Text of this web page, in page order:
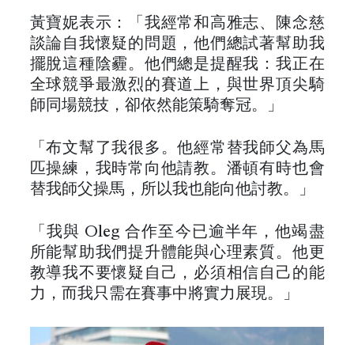
黃寶妮表示：「我經常和高雅志、陳念慈
談論自我懷疑的問題，他們總試著幫助我
擺脫這種陰霾。他們總是提醒我：我正在
全球競爭最激烈的賽道上，與世界頂尖騎
師同場競技，卻依然能策騎奪冠。」
「布文幫了我很多。他經常替我師父為馬
匹操練，我時常向他請教。潘頓有時也會
替我師父操馬，所以我也能向他討教。」
「我與 Oleg 合作至今已逾半年，他竭盡
所能幫助我們提升體能與心理素質。他更
教導我不要懷疑自己，必須相信自己的能
力，而我只需在賽事中將實力展現。」